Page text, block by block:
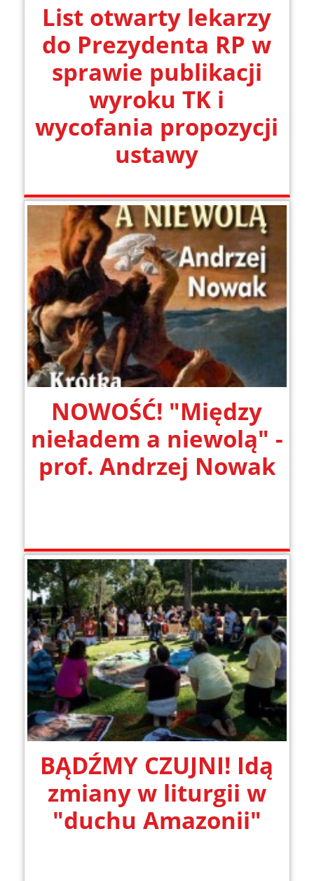
List otwarty lekarzy
do Prezydenta RP w
sprawie publikacji
wyroku TK i
wycofania propozycji
ustawy
NOWOŚĆ! "Między
nieładem a niewolą" -
prof. Andrzej Nowak
BĄDŹMY CZUJNI! Idą
zmiany w liturgii w
"duchu Amazonii"